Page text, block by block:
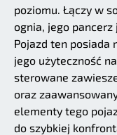
poziomu. Łączy w
ognia, jego
Pojazd ten posiada
jego użyteczność
sterowane
oraz
elementy tego
do szybkiej